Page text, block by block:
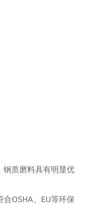
质磨料具有明显优
OSHA、EU等环保